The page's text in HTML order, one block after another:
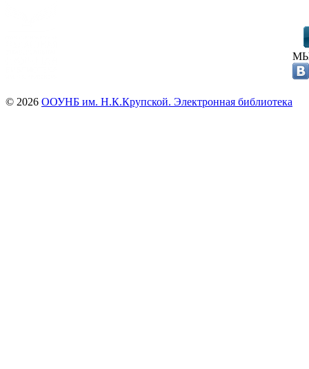
© 2026 ООУНБ им. Н.К.Крупской. Электронная библиотека